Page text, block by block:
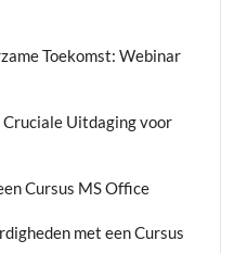
Toekomst: Webinar
Uitdaging voor
Cursus MS Office
met een Cursus